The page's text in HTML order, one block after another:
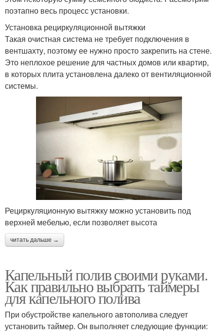
поэтапно весь процесс установки.
Установка рециркуляционной вытяжки
Такая очистная система не требует подключения в
вентшахту, поэтому ее нужно просто закрепить на стене.
Это неплохое решение для частных домов или квартир,
в которых плита установлена далеко от вентиляционной
системы.
Рециркуляционную вытяжку можно установить под
верхней мебелью, если позволяет высота
читать дальше →
Капельный полив своими руками.
Как правильно выбрать таймеры
для капельного полива
При обустройстве капельного автополива следует
установить таймер. Он выполняет следующие функции: